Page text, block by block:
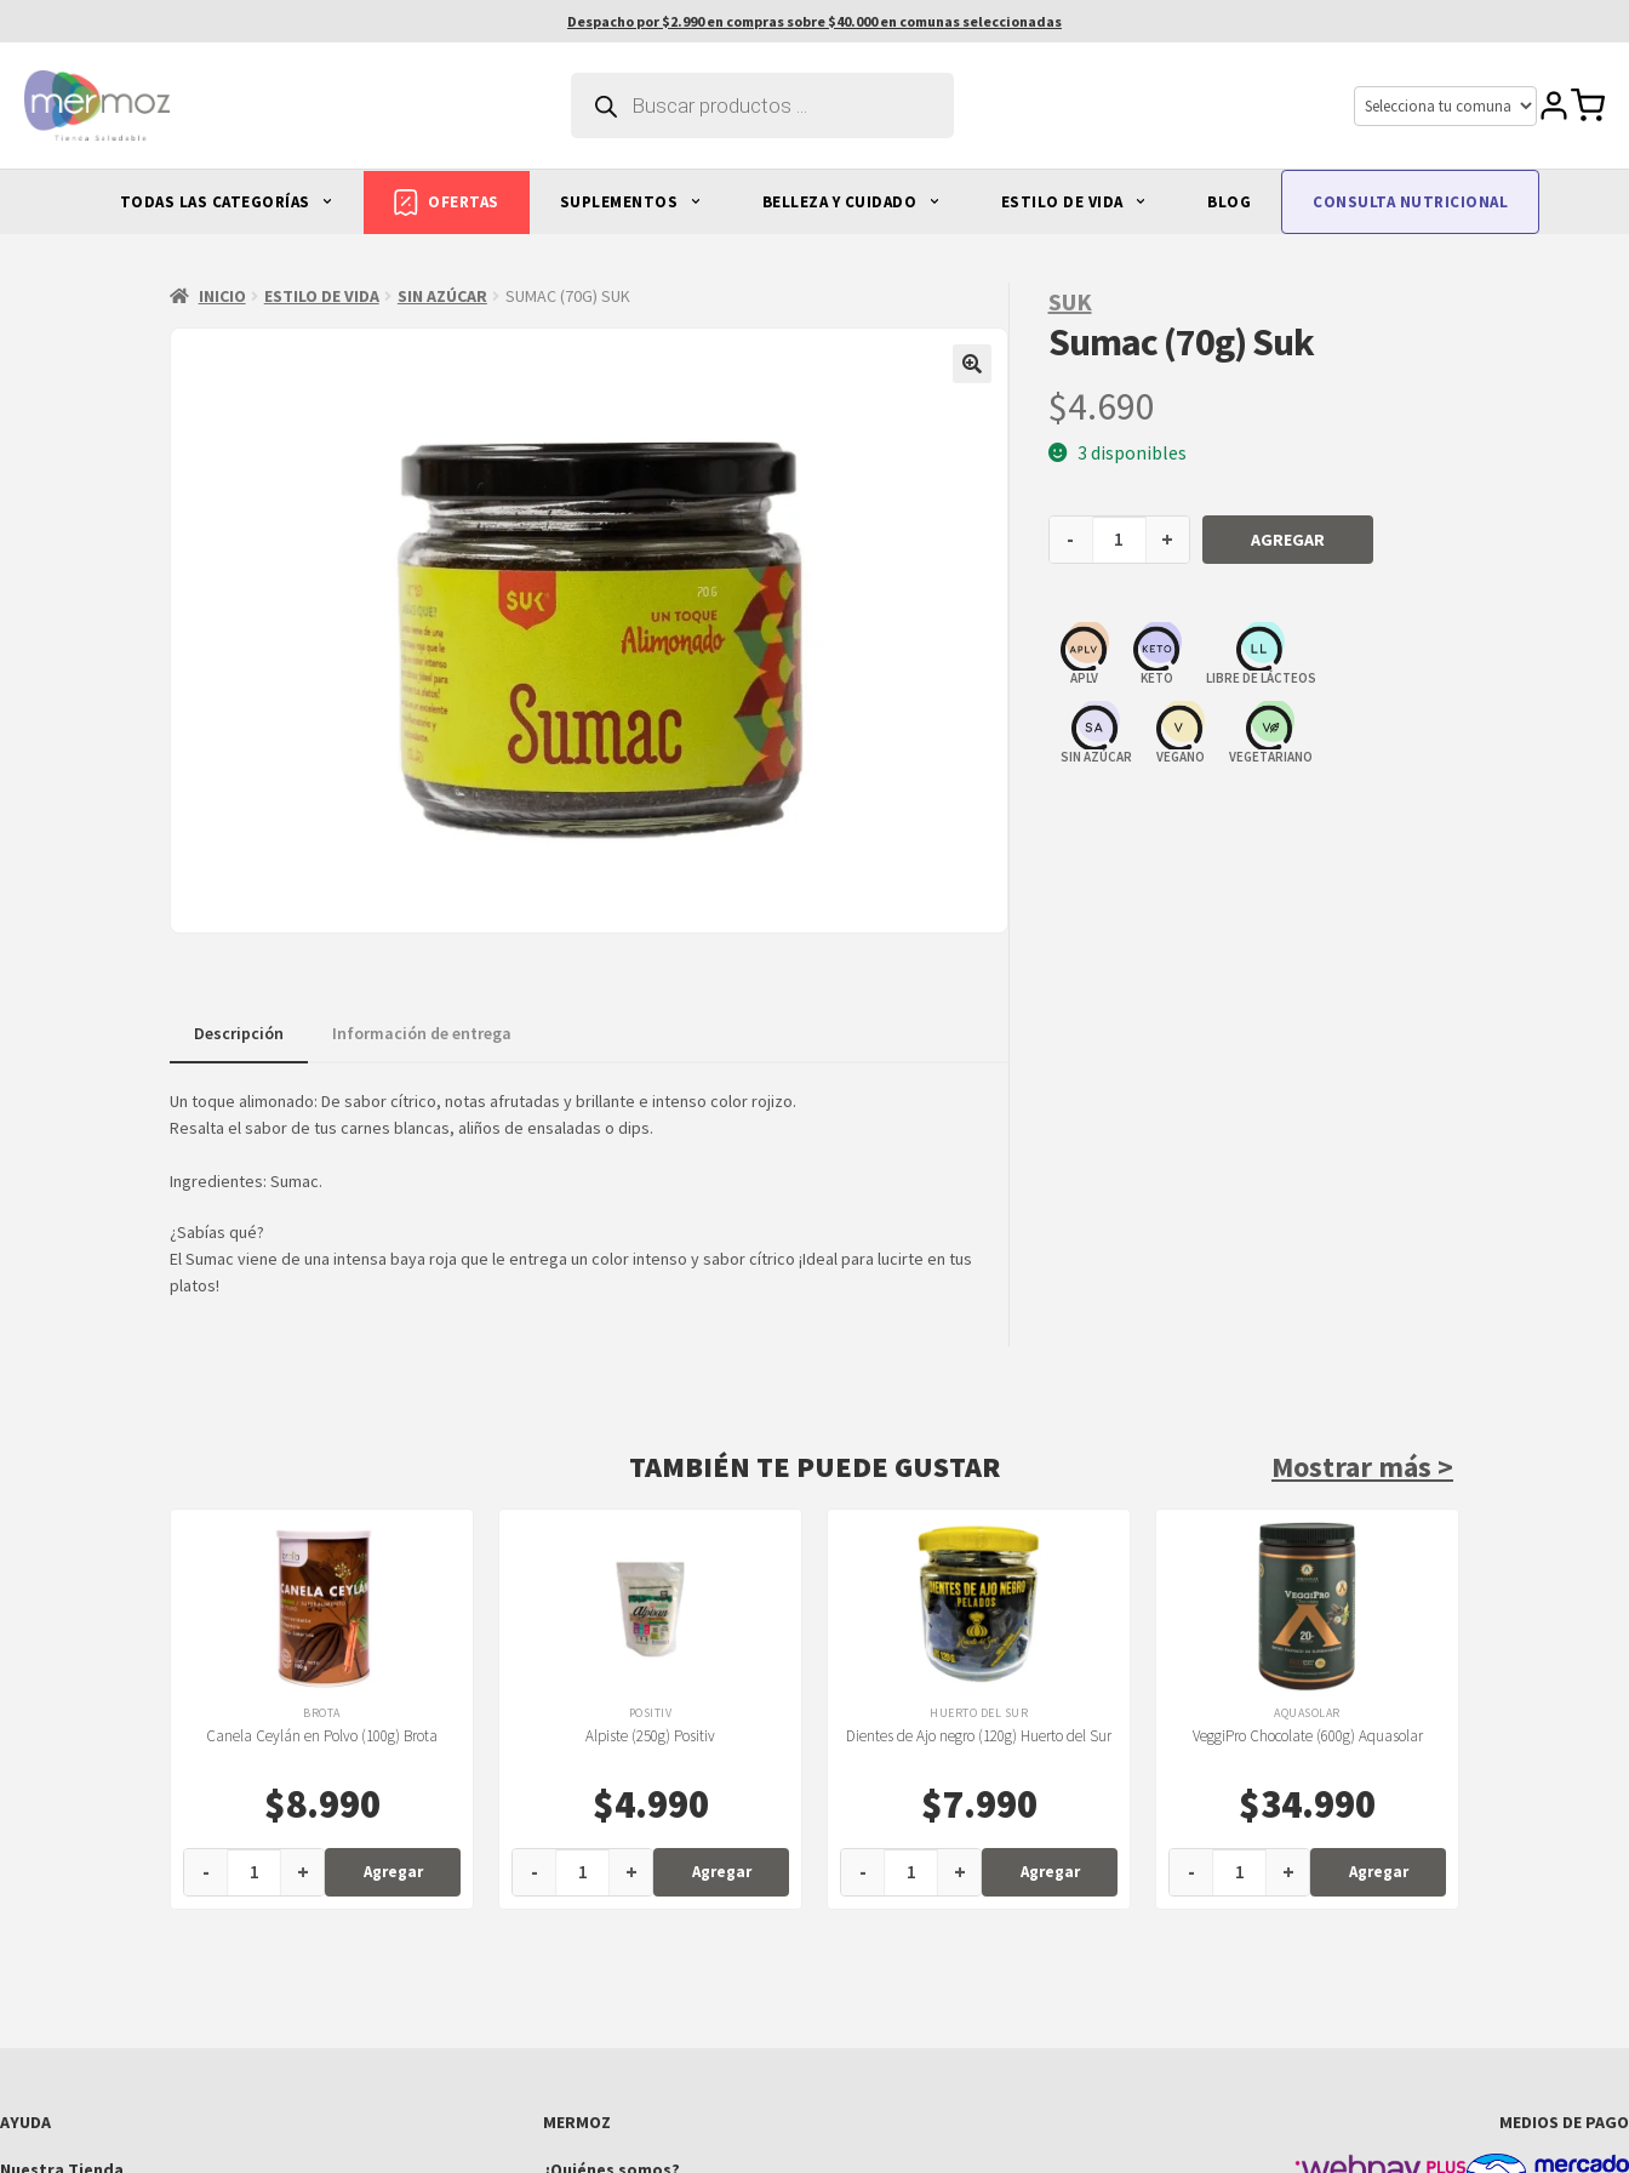
Despacho por $2.990 en compras sobre $40.000 en comunas seleccionadas
productos
TODAS LAS CATEGORÍAS OFERTAS SUPLEMENTOS BELLEZA Y CUIDADO ESTILO DE VIDA BLOG CONSULTA NUTRICIONAL
INICIO ESTILO DE VIDA SIN AZÚCAR SUMAC (70G) SUK
Descripción Información de entrega
Un toque alimonado⁠: De sabor cítrico, notas afrutadas y brillante e intenso color rojizo. ⁠
⁠Resalta el sabor de tus carnes blancas, aliños de ensaladas o dips.
Ingredientes: Sumac.
¿Sabías qué?⁠
El Sumac viene de una intensa baya roja que le entrega un color intenso y sabor cítrico ¡Ideal para lucirte en tus
platos!⁠
SUK
Sumac (70g) Suk
$4.690
3 disponibles
- + AGREGAR
APLV KETO LIBRE DE LÁCTEOS
SIN AZÚCAR VEGANO VEGETARIANO
TAMBIÉN TE PUEDE GUSTAR Mostrar más >
BROTA
Canela Ceylán en Polvo (100g) Brota
$8.990
- + Agregar
POSITIV
Alpiste (250g) Positiv
$4.990
- + Agregar
HUERTO DEL SUR
Dientes de Ajo negro (120g) Huerto del Sur
$7.990
- + Agregar
AQUASOLAR
VeggiPro Chocolate (600g) Aquasolar
$34.990
- + Agregar
AYUDA MERMOZ MEDIOS DE PAGO